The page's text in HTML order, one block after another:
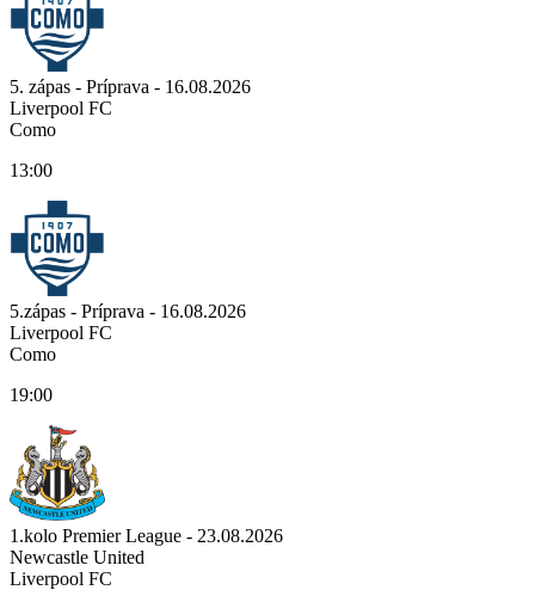
5. zápas - Príprava - 16.08.2026
Liverpool FC
Como
13:00
5.zápas - Príprava - 16.08.2026
Liverpool FC
Como
19:00
1.kolo Premier League - 23.08.2026
Newcastle United
Liverpool FC